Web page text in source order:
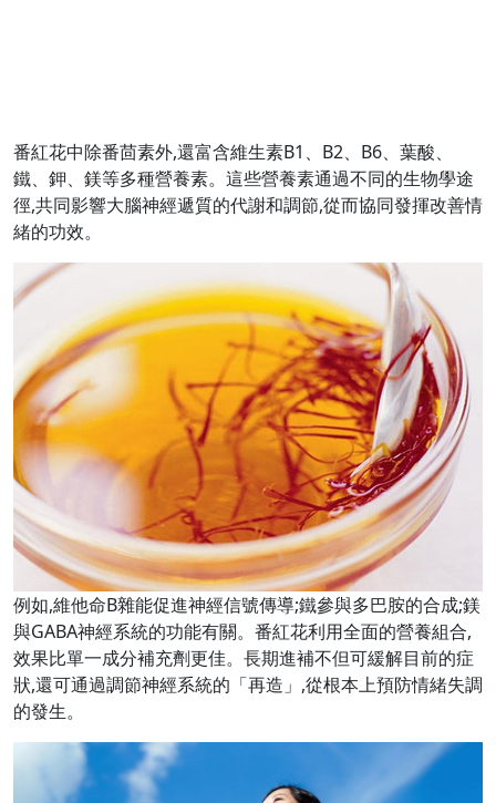
番紅花中除番茴素外,還富含維生素B1、B2、B6、葉酸、
鐵、鉀、鎂等多種營養素。這些營養素通過不同的生物學途
徑,共同影響大腦神經遞質的代謝和調節,從而協同發揮改善情
緒的功效。
例如,維他命B雜能促進神經信號傳導;鐵參與多巴胺的合成;鎂
與GABA神經系統的功能有關。番紅花利用全面的營養組合,
效果比單一成分補充劑更佳。長期進補不但可緩解目前的症
狀,還可通過調節神經系統的「再造」,從根本上預防情緒失調
的發生。